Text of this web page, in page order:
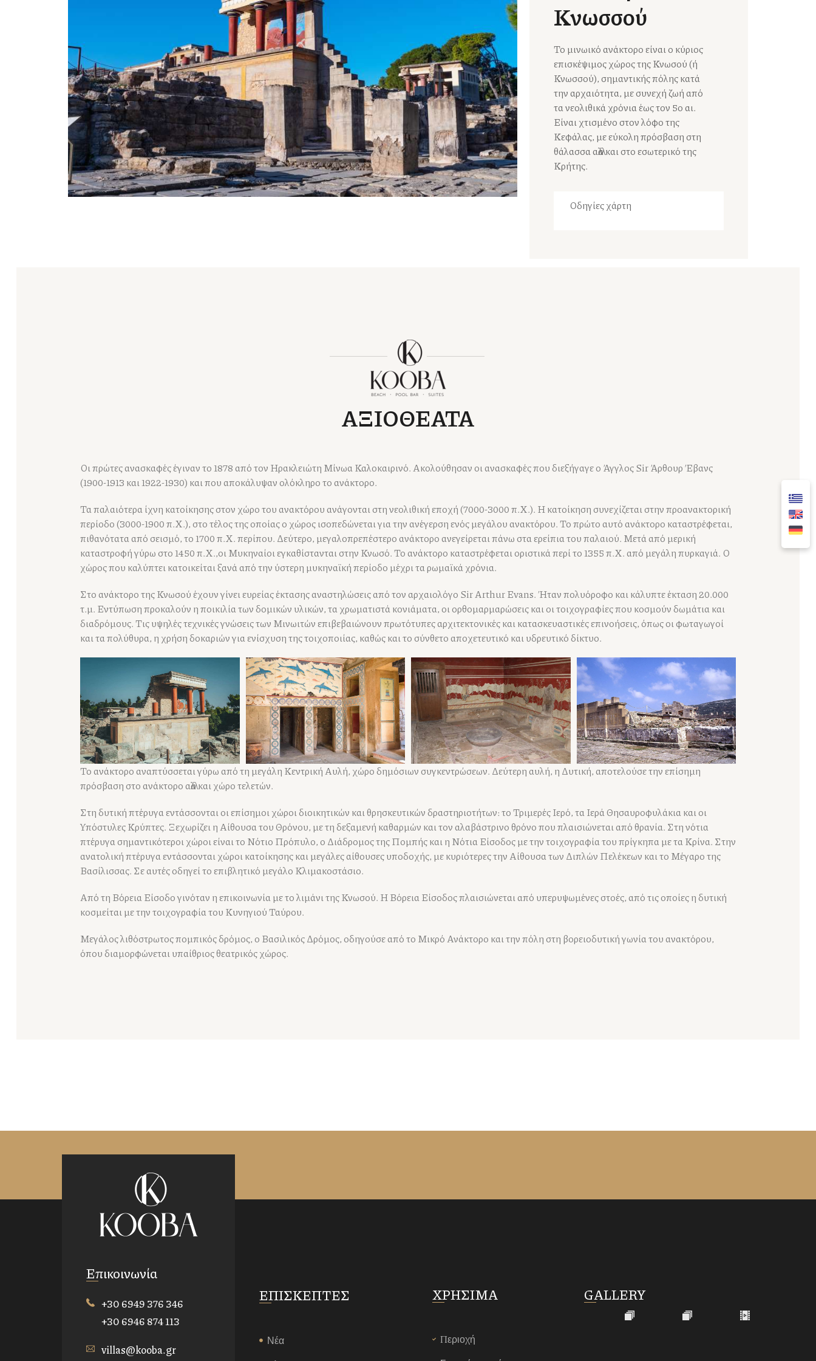
Κνωσσού
Το μινωικό ανάκτορο είναι ο κύριος
επισκέψιμος χώρος της Κνωσού (ή
Κνωσσού), σημαντικής πόλης κατά
την αρχαιότητα, με συνεχή ζωή από
τα νεολιθικά χρόνια έως τον 5ο αι.
Είναι χτισμένο στον λόφο της
Κεφάλας, με εύκολη πρόσβαση στη
θάλασσα αλλά και στο εσωτερικό της
Κρήτης.
Οδηγίες χάρτη
ΑΞΙΟΘΕΑΤΑ
Οι πρώτες ανασκαφές έγιναν το 1878 από τον Ηρακλειώτη Μίνωα Καλοκαιρινό. Ακολούθησαν οι ανασκαφές που διεξήγαγε ο Άγγλος Sir Άρθουρ Έβανς
(1900-1913 και 1922-1930) και που αποκάλυψαν ολόκληρο το ανάκτορο.
Τα παλαιότερα ίχνη κατοίκησης στον χώρο του ανακτόρου ανάγονται στη νεολιθική εποχή (7000-3000 π.Χ.). Η κατοίκηση συνεχίζεται στην προανακτορική
περίοδο (3000-1900 π.Χ.), στο τέλος της οποίας ο χώρος ισοπεδώνεται για την ανέγερση ενός μεγάλου ανακτόρου. Το πρώτο αυτό ανάκτορο καταστρέφεται,
πιθανότατα από σεισμό, το 1700 π.Χ. περίπου. Δεύτερο, μεγαλοπρεπέστερο ανάκτορο ανεγείρεται πάνω στα ερείπια του παλαιού. Μετά από μερική
καταστροφή γύρω στο 1450 π.Χ.,οι Μυκηναίοι εγκαθίστανται στην Κνωσό. Το ανάκτορο καταστρέφεται οριστικά περί το 1355 π.Χ. από μεγάλη πυρκαγιά. Ο
χώρος που καλύπτει κατοικείται ξανά από την ύστερη μυκηναϊκή περίοδο μέχρι τα ρωμαϊκά χρόνια.
Στο ανάκτορο της Κνωσού έχουν γίνει ευρείας έκτασης αναστηλώσεις από τον αρχαιολόγο Sir Arthur Evans. Ήταν πολυόροφο και κάλυπτε έκταση 20.000
τ.μ. Εντύπωση προκαλούν η ποικιλία των δομικών υλικών, τα χρωματιστά κονιάματα, οι ορθομαρμαρώσεις και οι τοιχογραφίες που κοσμούν δωμάτια και
διαδρόμους. Τις υψηλές τεχνικές γνώσεις των Μινωιτών επιβεβαιώνουν πρωτότυπες αρχιτεκτονικές και κατασκευαστικές επινοήσεις, όπως οι φωταγωγοί
και τα πολύθυρα, η χρήση δοκαριών για ενίσχυση της τοιχοποιίας, καθώς και το σύνθετο αποχετευτικό και υδρευτικό δίκτυο.
Το ανάκτορο αναπτύσσεται γύρω από τη μεγάλη Κεντρική Αυλή, χώρο δημόσιων συγκεντρώσεων. Δεύτερη αυλή, η Δυτική, αποτελούσε την επίσημη
πρόσβαση στο ανάκτορο αλλά και χώρο τελετών.
Στη δυτική πτέρυγα εντάσσονται οι επίσημοι χώροι διοικητικών και θρησκευτικών δραστηριοτήτων: το Τριμερές Ιερό, τα Ιερά Θησαυροφυλάκια και οι
Υπόστυλες Κρύπτες. Ξεχωρίζει η Αίθουσα του Θρόνου, με τη δεξαμενή καθαρμών και τον αλαβάστρινο θρόνο που πλαισιώνεται από θρανία. Στη νότια
πτέρυγα σημαντικότεροι χώροι είναι το Νότιο Πρόπυλο, ο Διάδρομος της Πομπής και η Νότια Είσοδος με την τοιχογραφία του πρίγκηπα με τα Κρίνα. Στην
ανατολική πτέρυγα εντάσσονται χώροι κατοίκησης και μεγάλες αίθουσες υποδοχής, με κυριότερες την Αίθουσα των Διπλών Πελέκεων και το Μέγαρο της
Βασίλισσας. Σε αυτές οδηγεί το επιβλητικό μεγάλο Κλιμακοστάσιο.
Από τη Βόρεια Είσοδογινόταν η επικοινωνία με το λιμάνι της Κνωσού. Η Βόρεια Είσοδος πλαισιώνεται από υπερυψωμένες στοές, από τις οποίες η δυτική
κοσμείται με την τοιχογραφία του Κυνηγιού Ταύρου.
Μεγάλος λιθόστρωτος πομπικός δρόμος, ο Βασιλικός Δρόμος, οδηγούσε από το Μικρό Ανάκτορο και την πόλη στη βορειοδυτική γωνία του ανακτόρου,
όπου διαμορφώνεται υπαίθριος θεατρικός χώρος.
Επικοινωνία
+30 6949 376 346
+30 6946 874 113
villas@kooba.gr
ΕΠΙΣΚΕΠΤΕΣ
Νέα
ΧΡΗΣΙΜΑ
Περιοχή
GALLERY